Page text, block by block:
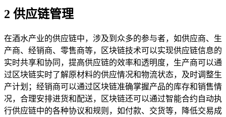
2 供应链管理
在酒水产业的供应链中，涉及到众多的参与者，如供应商、生
产商、经销商、零售商等，区块链技术可以实现供应链信息的
实时共享和协同，提高供应链的效率和透明度，生产商可以通
过区块链实时了解原材料的供应情况和物流状态，及时调整生
产计划；经销商可以通过区块链准确掌握产品的库存和销售情
况，合理安排进货和配送，区块链还可以通过智能合约自动执
行供应链中的各种协议和规则，如付款、交货等，降低交易成